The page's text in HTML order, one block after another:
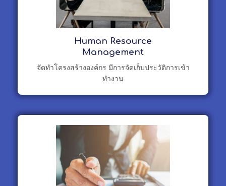
Human Resource
Management
จัดทำโครงสร้างองค์กร มีการจัดเก็บประวัติการเข้า
ทำงาน